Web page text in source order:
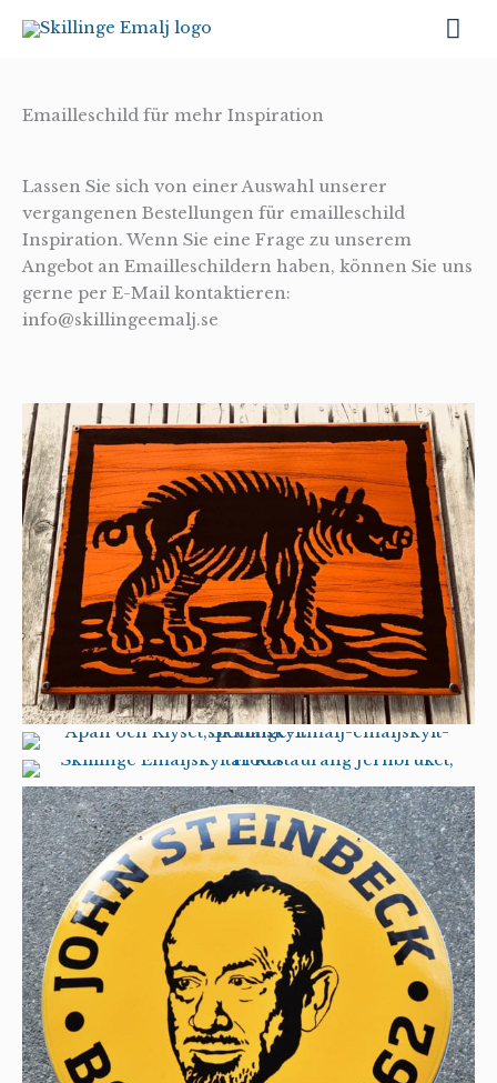
Inhalt
Emailleschild für mehr Inspiration
Lassen Sie sich von einer Auswahl unserer
vergangenen Bestellungen für emailleschild
Inspiration. Wenn Sie eine Frage zu unserem
Angebot an Emailleschildern haben, können Sie uns
gerne per E-Mail kontaktieren:
info@skillingeemalj.se